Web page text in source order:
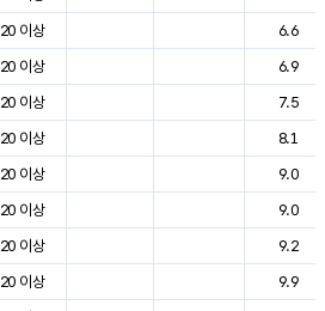
20 이상
6.6
20 이상
6.9
20 이상
7.5
20 이상
8.1
20 이상
9.0
20 이상
9.0
20 이상
9.2
20 이상
9.9